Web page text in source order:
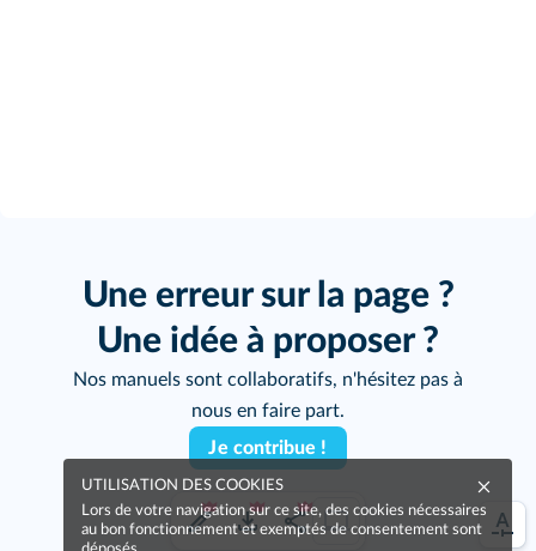
Une erreur sur la page ?
Une idée à proposer ?
Nos manuels sont collaboratifs, n'hésitez pas à
nous en faire part.
Je contribue !
UTILISATION DES COOKIES
Lors de votre navigation sur ce site, des cookies nécessaires
au bon fonctionnement et exemptés de consentement sont